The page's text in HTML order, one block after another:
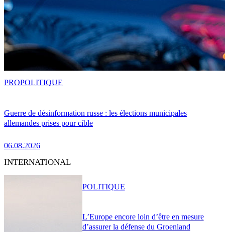
Guerre de désinformation russe : les élections municipales
allemandes prises pour cible
06.08.2026
PROPOLITIQUE
INTERNATIONAL
L’Europe encore loin d’être en mesure
d’assurer la défense du Groenland
POLITIQUE